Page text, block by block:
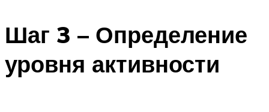
Шаг 3 – Определение
уровня активности